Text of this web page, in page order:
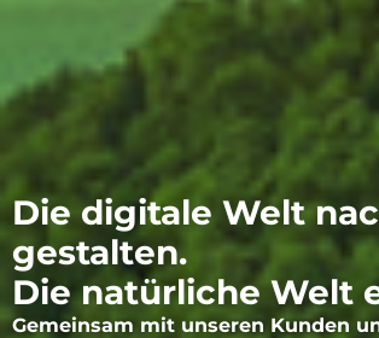
Die digitale Welt
gestalten.
Die natürliche Welt
Gemeinsam mit unseren Kunden